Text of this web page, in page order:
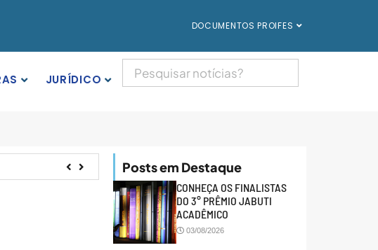
DOCUMENTOS PROIFES
JURÍDICO
Posts em Destaque
CONHEÇA OS FINALISTAS
DO 3° PRÊMIO JABUTI
ACADÊMICO
03/08/2026